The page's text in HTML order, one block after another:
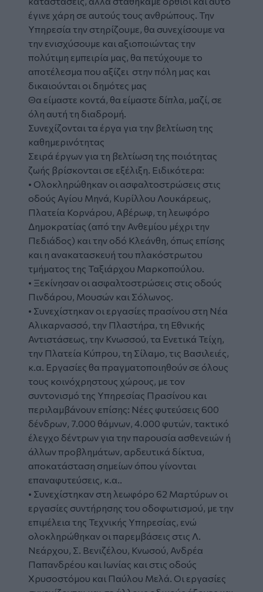
έγινε χάρη σε αυτούς τους ανθρώπους. Την
Υπηρεσία την στηρίζουμε, θα συνεχίσουμε να
την ενισχύσουμε και αξιοποιώντας την
πολύτιμη εμπειρία μας, θα πετύχουμε το
αποτέλεσμα που αξίζει στην πόλη μας και
δικαιούνται οι δημότες μας
Θα είμαστε κοντά, θα είμαστε δίπλα, μαζί, σε
όλη αυτή τη διαδρομή.
Συνεχίζονται τα έργα για την βελτίωση της
καθημερινότητας
Σειρά έργων για τη βελτίωση της ποιότητας
ζωής βρίσκονται σε εξέλιξη. Ειδικότερα:
• Ολοκληρώθηκαν οι ασφαλτοστρώσεις στις
οδούς Αγίου Μηνά, Κυρίλλου Λουκάρεως,
Πλατεία Κορνάρου, Αβέρωφ, τη λεωφόρο
Δημοκρατίας (από την Ανθεμίου μέχρι την
Πεδιάδος) και την οδό Κλεάνθη, όπως επίσης
και η ανακατασκευή του πλακόστρωτου
τμήματος της Ταξιάρχου Μαρκοπούλου.
• Ξεκίνησαν οι ασφαλτοστρώσεις στις οδούς
Πινδάρου, Μουσών και Σόλωνος.
• Συνεχίστηκαν οι εργασίες πρασίνου στη Νέα
Αλικαρνασσό, την Πλαστήρα, τη Εθνικής
Αντιστάσεως, την Κνωσσού, τα Ενετικά Τείχη,
την Πλατεία Κύπρου, τη Σίλαμο, τις Βασιλειές,
κ.α. Εργασίες θα πραγματοποιηθούν σε όλους
τους κοινόχρηστους χώρους, με τον
συντονισμό της Υπηρεσίας Πρασίνου και
περιλαμβάνουν επίσης: Νέες φυτεύσεις 600
δένδρων, 7.000 θάμνων, 4.000 φυτών, τακτικό
έλεγχο δέντρων για την παρουσία ασθενειών ή
άλλων προβλημάτων, αρδευτικά δίκτυα,
αποκατάσταση σημείων όπου γίνονται
επαναφυτεύσεις, κ.α..
• Συνεχίστηκαν στη λεωφόρο 62 Μαρτύρων οι
εργασίες συντήρησης του οδοφωτισμού, με την
επιμέλεια της Τεχνικής Υπηρεσίας, ενώ
ολοκληρώθηκαν οι παρεμβάσεις στις Λ.
Νεάρχου, Σ. Βενιζέλου, Κνωσού, Ανδρέα
Παπανδρέου και Ιωνίας και στις οδούς
Χρυσοστόμου και Παύλου Μελά. Οι εργασίες